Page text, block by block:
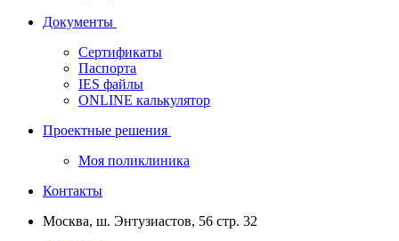
Документы
Сертификаты
Паспорта
IES файлы
ONLINE калькулятор
Проектные решения
Моя поликлиника
Контакты
Москва, ш. Энтузиастов, 56 стр. 32